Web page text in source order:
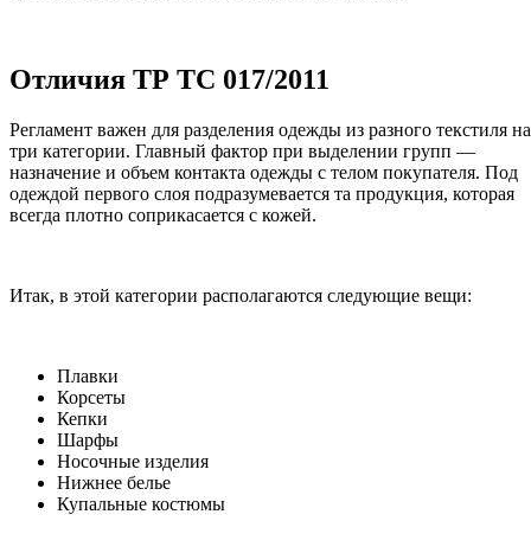
Отличия ТР ТС 017/2011
Регламент важен для разделения одежды из разного текстиля на
три категории. Главный фактор при выделении групп —
назначение и объем контакта одежды с телом покупателя. Под
одеждой первого слоя подразумевается та продукция, которая
всегда плотно соприкасается с кожей.
Итак, в этой категории располагаются следующие вещи:
Плавки
Корсеты
Кепки
Шарфы
Носочные изделия
Нижнее белье
Купальные костюмы